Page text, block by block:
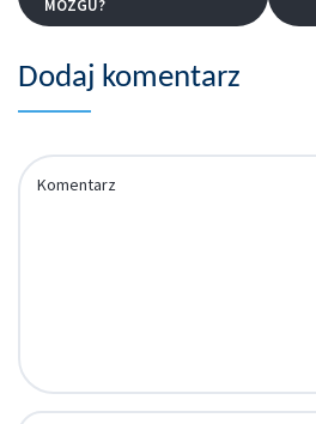
MÓZGU?
Dodaj komentarz